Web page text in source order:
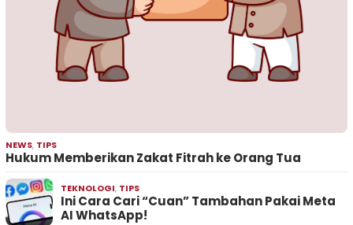
NEWS, TIPS
Hukum Memberikan Zakat Fitrah ke Orang Tua
TEKNOLOGI, TIPS
Ini Cara Cari “Cuan” Tambahan Pakai Meta
AI WhatsApp!